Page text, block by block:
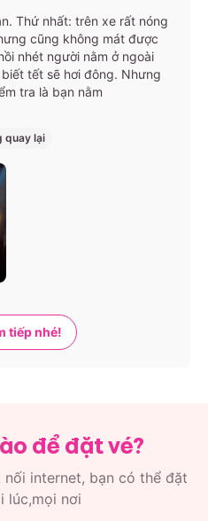
tại Bến xe Miền Đông, quầy
Bộ Lĩnh, quận Bình
thuận tiện cho hành
đến các tỉnh Tây Nguyên
đặt ngay trong Bến xe
đặt vé, làm thủ tục và
thuận tiện.
Tum khá đa dạng, đáp
hành khách ở nhiều khu vực
Hai Bà Trưng
Thứ nhất: trên xe rất nóng
cũng không mát được
nhét người nằm ở ngoài
tết sẽ hơi đông. Nhưng
tra là bạn nằm
quay lại
tiếp nhé!
để đặt vé?
internet, bạn có thể đặt
lúc,mọi nơi